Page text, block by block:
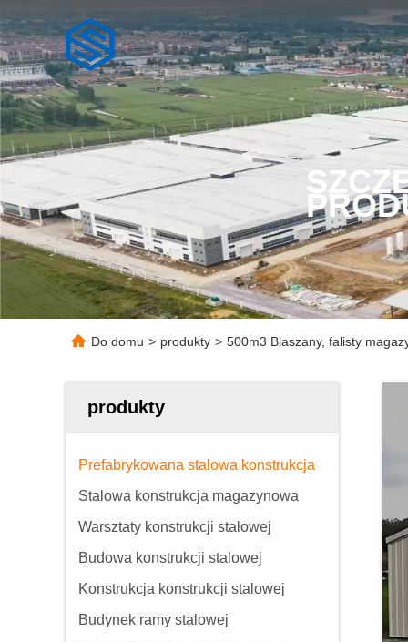
Do domu > produkty > 500m3 Blaszany, falisty
produkty
Prefabrykowana stalowa konstrukcja
Stalowa konstrukcja magazynowa
Warsztaty konstrukcji stalowej
Budowa konstrukcji stalowej
Konstrukcja konstrukcji stalowej
Budynek ramy stalowej